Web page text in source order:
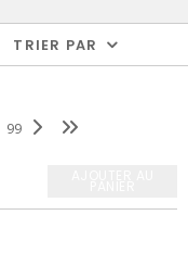
TRIER PAR
99